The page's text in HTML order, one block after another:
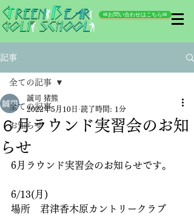
✉お問い合わせはこちら✉
記事
全ての記事
お知らせ
全ての記事
６月ラウンド実習会のお知
らせ
誠司 猪熊
2022年5月10日 読了時間: 1分
6月ラウンド実習会のお知らせです。
6/13(月)
場所　君津香木原カントリークラブ